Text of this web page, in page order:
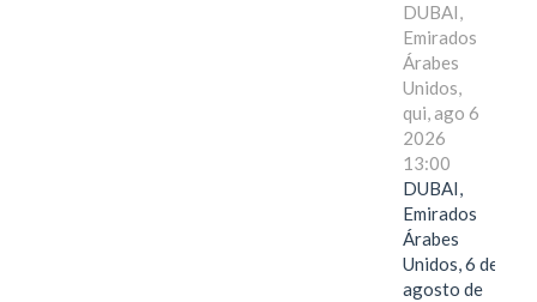
DUBAI,
Emirados
Árabes
Unidos,
qui, ago 6
2026
13:00
DUBAI,
Emirados
Árabes
Unidos, 6 de
agosto de